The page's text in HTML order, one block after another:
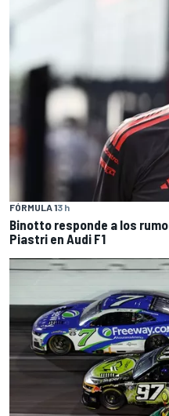
FÓRMULA 13 h
Binotto responde a los
Piastri en Audi F1